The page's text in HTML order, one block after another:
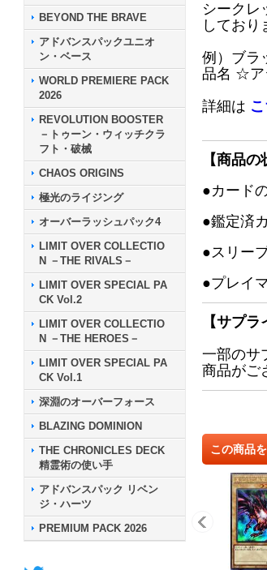
BEYOND THE BRAVE
アドバンスパックユニオ
ン・ベース
WORLD PREMIERE PACK
2026
REVOLUTION BOOSTER
－トゥーン・ウィッチクラ
フト・破械
CHAOS ORIGINS
極光のライジング
オーバーラッシュパック4
LIMIT OVER COLLECTIO
N －THE RIVALS－
LIMIT OVER SPECIAL PA
CK Vol.2
LIMIT OVER COLLECTIO
N －THE HEROES－
LIMIT OVER SPECIAL PA
CK Vol.1
深淵のオーバーフォース
BLAZING DOMINION
THE CHRONICLES DECK
精霊術の使い手
アドバンスパック リベン
ジ・ハーツ
PREMIUM PACK 2026
シークレ
しており
例）ブラ
品名 ☆ア
詳細は
【商品の
●カード
●鑑定済
●スリー
●プレイ
【サプ
一部のサ
商品がご
この商品